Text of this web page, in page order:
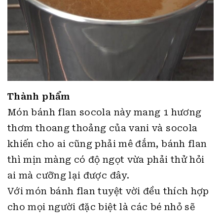
Thành phẩm
Món bánh flan socola này mang 1 hương
thơm thoang thoảng của vani và socola
khiến cho ai cũng phải mê đắm, bánh flan
thì mịn màng có độ ngọt vừa phải thử hỏi
ai mà cưỡng lại được đây.
Với món bánh flan tuyệt vời đều thích hợp
cho mọi người đặc biệt là các bé nhỏ sẽ